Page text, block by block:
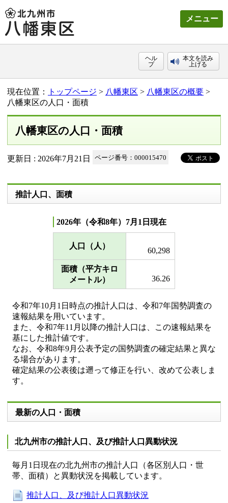
メニュー
ヘル
プ
本文を読み
上げる
現在位置： トップページ > 八幡東区 > 八幡東区の概要 >
八幡東区の人口・面積
八幡東区の人口・面積
更新日 : 2026年7月21日 ページ番号：000015470
推計人口、面積
2026年（令和8年）7月1日現在
人口（人）
60,298
面積（平方キロ
メートル）
36.26
令和7年10月1日時点の推計人口は、令和7年国勢調査の
速報結果を用いています。
また、令和7年11月以降の推計人口は、この速報結果を
基にした推計値です。
なお、令和8年9月公表予定の国勢調査の確定結果と異な
る場合があります。
確定結果の公表後は遡って修正を行い、改めて公表しま
す。
最新の人口・面積
北九州市の推計人口、及び推計人口異動状況
毎月1日現在の北九州市の推計人口（各区別人口・世
帯、面積）と異動状況を掲載しています。
推計人口、及び推計人口異動状況